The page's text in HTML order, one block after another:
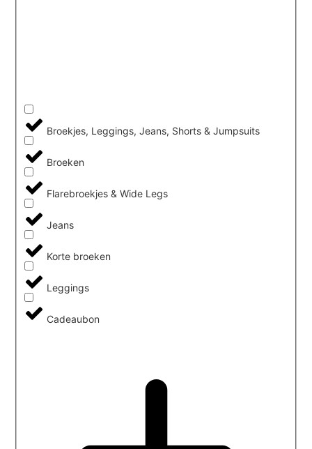
Broekjes, Leggings, Jeans, Shorts & Jumpsuits
Broeken
Flarebroekjes & Wide Legs
Jeans
Korte broeken
Leggings
Cadeaubon